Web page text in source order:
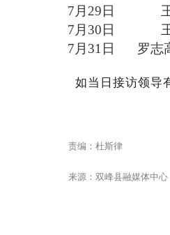
7月29日
7月30日
7月31日
罗志
如当日接访领导
责编：杜斯律
来源：双峰县融媒体中心